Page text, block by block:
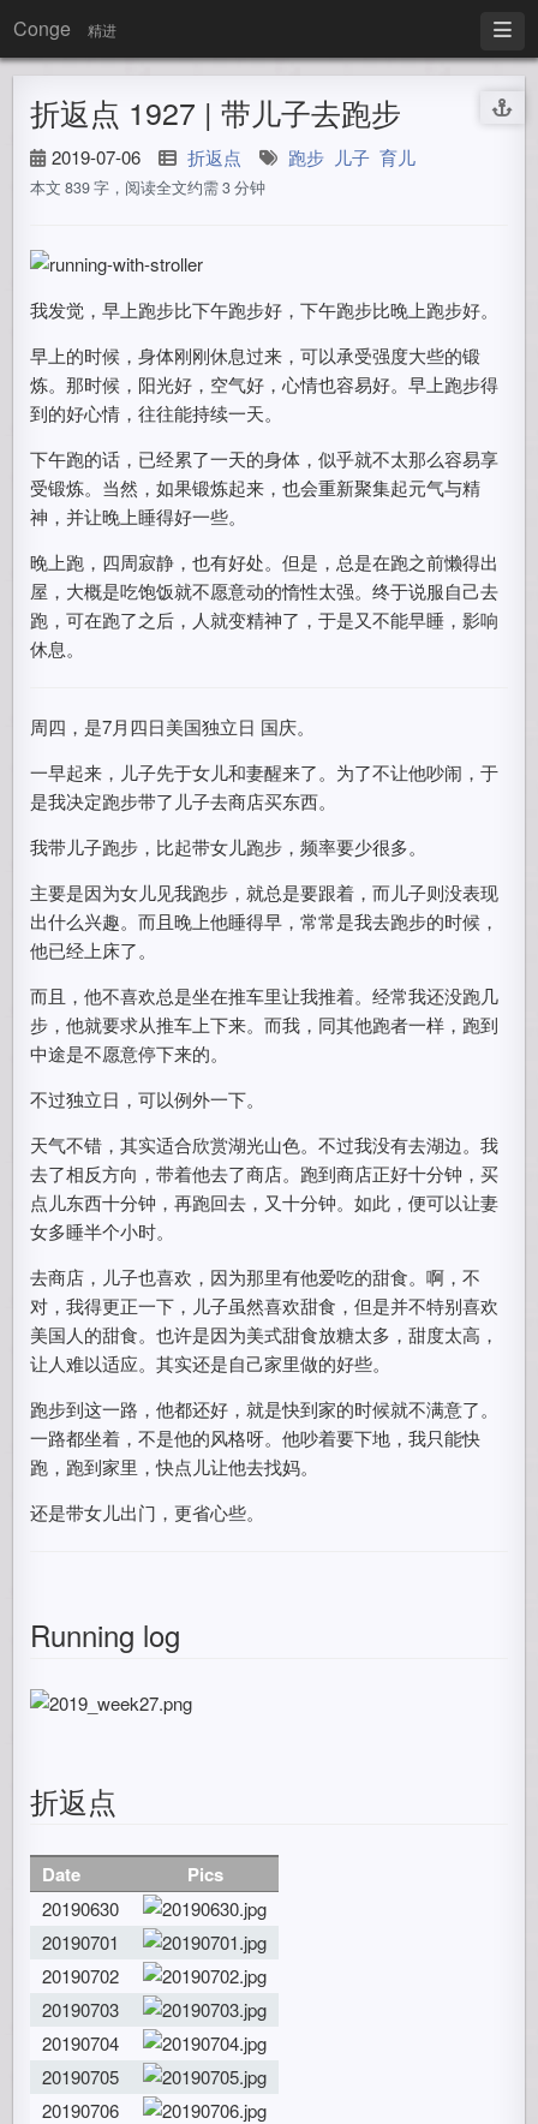
Conge 精进
折返点 1927 | 带儿子去跑步
2019-07-06 折返点 跑步 儿子 育儿
本文 839 字，阅读全文约需 3 分钟
我发觉，早上跑步比下午跑步好，下午跑步比晚上跑步好。
早上的时候，身体刚刚休息过来，可以承受强度大些的锻
炼。那时候，阳光好，空气好，心情也容易好。早上跑步得
到的好心情，往往能持续一天。
下午跑的话，已经累了一天的身体，似乎就不太那么容易享
受锻炼。当然，如果锻炼起来，也会重新聚集起元气与精
神，并让晚上睡得好一些。
晚上跑，四周寂静，也有好处。但是，总是在跑之前懒得出
屋，大概是吃饱饭就不愿意动的惰性太强。终于说服自己去
跑，可在跑了之后，人就变精神了，于是又不能早睡，影响
休息。
周四，是7月四日美国独立日 国庆。
一早起来，儿子先于女儿和妻醒来了。为了不让他吵闹，于
是我决定跑步带了儿子去商店买东西。
我带儿子跑步，比起带女儿跑步，频率要少很多。
主要是因为女儿见我跑步，就总是要跟着，而儿子则没表现
出什么兴趣。而且晚上他睡得早，常常是我去跑步的时候，
他已经上床了。
而且，他不喜欢总是坐在推车里让我推着。经常我还没跑几
步，他就要求从推车上下来。而我，同其他跑者一样，跑到
中途是不愿意停下来的。
不过独立日，可以例外一下。
天气不错，其实适合欣赏湖光山色。不过我没有去湖边。我
去了相反方向，带着他去了商店。跑到商店正好十分钟，买
点儿东西十分钟，再跑回去，又十分钟。如此，便可以让妻
女多睡半个小时。
去商店，儿子也喜欢，因为那里有他爱吃的甜食。啊，不
对，我得更正一下，儿子虽然喜欢甜食，但是并不特别喜欢
美国人的甜食。也许是因为美式甜食放糖太多，甜度太高，
让人难以适应。其实还是自己家里做的好些。
跑步到这一路，他都还好，就是快到家的时候就不满意了。
一路都坐着，不是他的风格呀。他吵着要下地，我只能快
跑，跑到家里，快点儿让他去找妈。
还是带女儿出门，更省心些。
Running log
折返点
Date Pics
20190630
20190701
20190702
20190703
20190704
20190705
20190706